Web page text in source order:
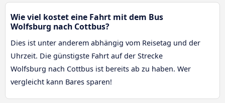
Wie viel kostet eine Fahrt mit dem Bus
Wolfsburg nach Cottbus?
Dies ist unter anderem abhängig vom Reisetag und der
Uhrzeit. Die günstigste Fahrt auf der Strecke
Wolfsburg nach Cottbus ist bereits ab zu haben. Wer
vergleicht kann Bares sparen!